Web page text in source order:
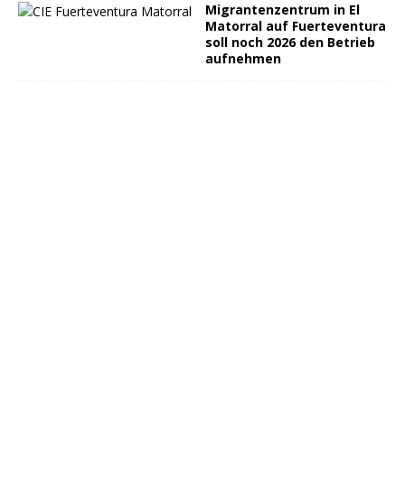
Migrantenzentrum in El
Matorral auf Fuerteventura
soll noch 2026 den Betrieb
aufnehmen